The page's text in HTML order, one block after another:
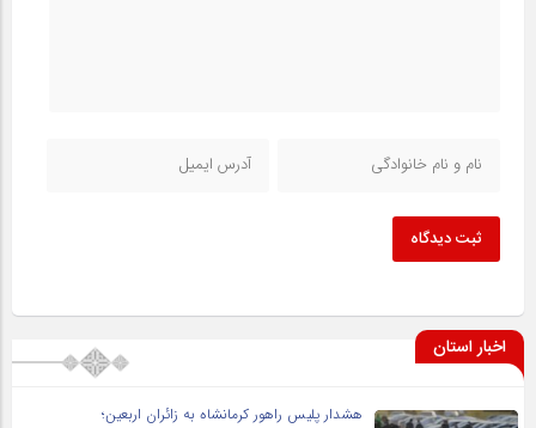
ثبت دیدگاه
اخبار استان
هشدار پلیس راهور کرمانشاه به زائران اربعین؛